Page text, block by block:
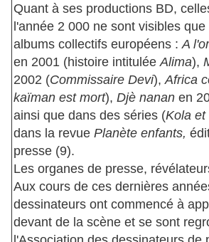
Quant à ses productions BD,
l'année 2 000 ne sont visibles
albums collectifs européens :A
en 2001 (histoire intituléeAlima),
2002 (Commissaire Devi),Africa
kaïman est mort), Djè nanan en
ainsi que dans des séries (Kola et
dans la revue Planète enfants,
presse (9).
Les organes de presse,
Aux cours de ces dernières
dessinateurs ont commencé à
devant de la scène et se sont